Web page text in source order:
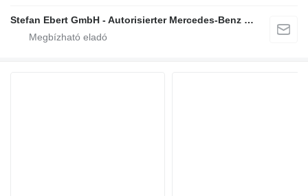
Stefan Ebert GmbH - Autorisierter Mercedes-Benz Servicepartner